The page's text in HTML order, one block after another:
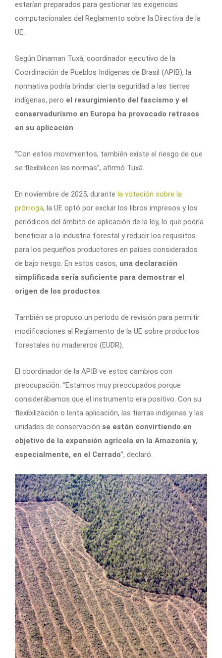
estarían preparados para gestionar las exigencias
computacionales del Reglamento sobre la Directiva de la
UE.
Según Dinaman Tuxá, coordinador ejecutivo de la
Coordinación de Pueblos Indígenas de Brasil (APIB), la
normativa podría brindar cierta seguridad a las tierras
indígenas, pero el resurgimiento del fascismo y el
conservadurismo en Europa ha provocado retrasos
en su aplicación.
“Con estos movimientos, también existe el riesgo de que
se flexibilicen las normas”, afirmó Tuxá.
En noviembre de 2025, durante la votación sobre la
prórroga, la UE optó por excluir los libros impresos y los
periódicos del ámbito de aplicación de la ley, lo que podría
beneficiar a la industria forestal y reducir los requisitos
para los pequeños productores en países considerados
de bajo riesgo. En estos casos, una declaración
simplificada sería suficiente para demostrar el
origen de los productos.
También se propuso un período de revisión para permitir
modificaciones al Reglamento de la UE sobre productos
forestales no madereros (EUDR).
El coordinador de la APIB ve estos cambios con
preocupación. “Estamos muy preocupados porque
considerábamos que el instrumento era positivo. Con su
flexibilización o lenta aplicación, las tierras indígenas y las
unidades de conservación se están convirtiendo en
objetivo de la expansión agrícola en la Amazonía y,
especialmente, en el Cerrado”, declaró.